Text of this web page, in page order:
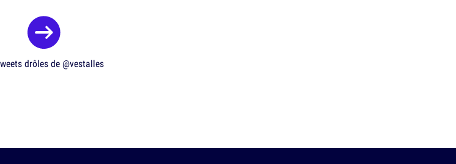
drôles de @vestalles